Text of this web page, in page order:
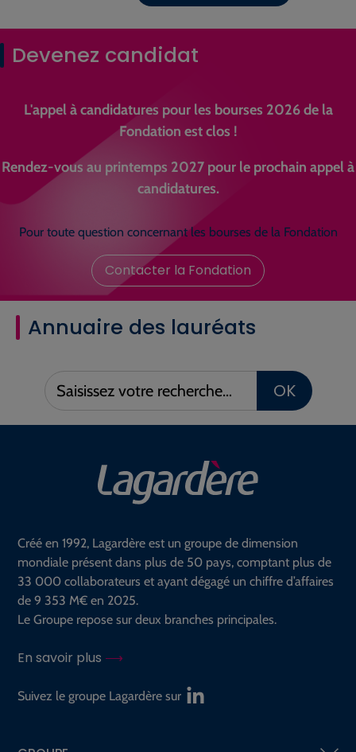
Devenez candidat
L'appel à candidatures pour les bourses 2026 de la
Fondation est clos !
Rendez-vous au printemps 2027 pour le prochain appel à
candidatures.
Pour toute question concernant les bourses de la Fondation
Contacter la Fondation
Annuaire des lauréats
Saisissez
votre
OK
Créé en 1992, Lagardère est un groupe de dimension
mondiale présent dans plus de 50 pays, comptant plus de
33 000 collaborateurs et ayant dégagé un chiffre d’affaires
de 9 353 M€ en 2025.
Le Groupe repose sur deux branches principales.
En savoir plus
Suivez le groupe Lagardère sur